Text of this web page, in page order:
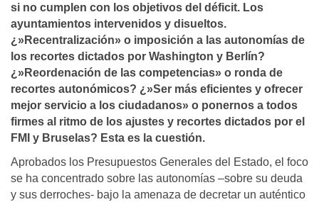
si no cumplen con los objetivos del déficit. Los
ayuntamientos intervenidos y disueltos.
¿»Recentralización» o imposición a las autonomí­as de
los recortes dictados por Washington y Berlí­n?
¿»Reordenación de las competencias» o ronda de
recortes autonómicos? ¿»Ser más eficientes y ofrecer
mejor servicio a los ciudadanos» o ponernos a todos
firmes al ritmo de los ajustes y recortes dictados por el
FMI y Bruselas? Esta es la cuestión.
Aprobados los Presupuestos Generales del Estado, el foco
se ha concentrado sobre las autonomías –sobre su deuda
y sus derroches- bajo la amenaza de decretar un auténtico